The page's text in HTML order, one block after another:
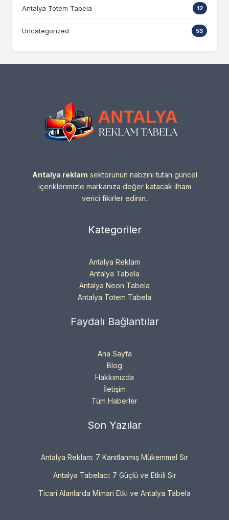
Antalya Totem Tabela 12
Uncategorized 53
Antalya reklam sektörünün nabzını tutan güncel
içeriklerimizle markanıza değer katacak ilham
verici fikirler edinin.
Kategoriler
Antalya Reklam
Antalya Tabela
Antalya Neon Tabela
Antalya Totem Tabela
Faydalı Bağlantılar
Ana Sayfa
Blog
Hakkımızda
İletişim
Tüm Haberler
Son Yazılar
Antalya Reklam: 7 Kanıtlanmış Mükemmel Sır
Antalya Tabelacı: 7 Güçlü ve Etkili Sır
Ticari Alanlarda Mimari Etki ve Antalya Tabela